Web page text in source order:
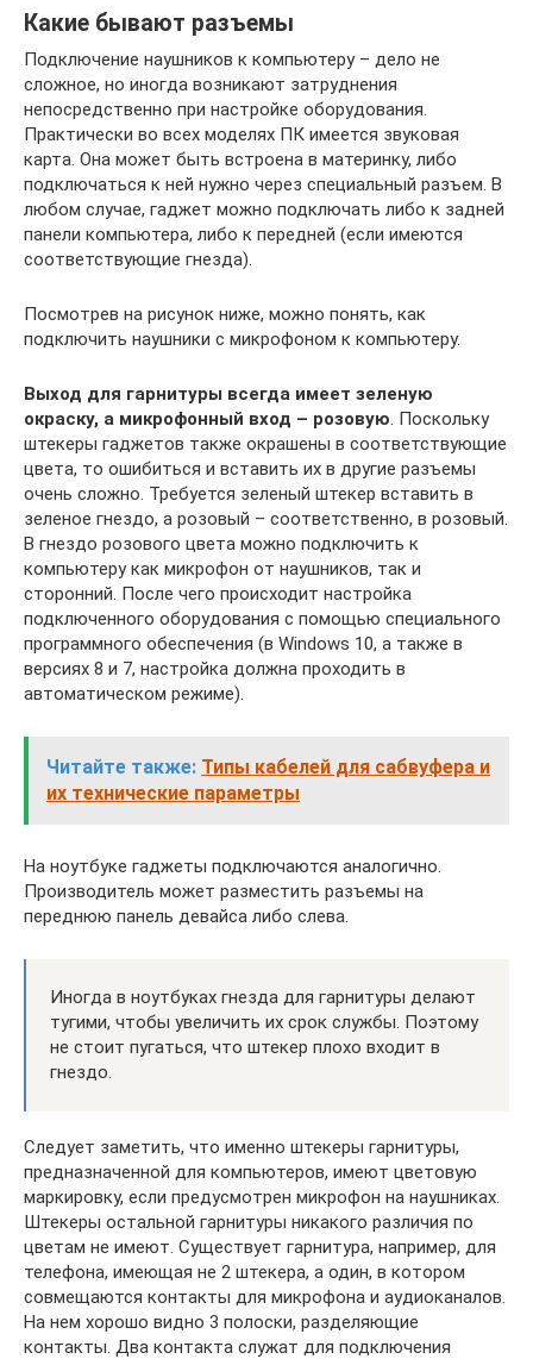
Какие бывают разъемы
Подключение наушников к компьютеру – дело не
сложное, но иногда возникают затруднения
непосредственно при настройке оборудования.
Практически во всех моделях ПК имеется звуковая
карта. Она может быть встроена в материнку, либо
подключаться к ней нужно через специальный разъем. В
любом случае, гаджет можно подключать либо к задней
панели компьютера, либо к передней (если имеются
соответствующие гнезда).
Посмотрев на рисунок ниже, можно понять, как
подключить наушники с микрофоном к компьютеру.
Выход для гарнитуры всегда имеет зеленую
окраску, а микрофонный вход – розовую. Поскольку
штекеры гаджетов также окрашены в соответствующие
цвета, то ошибиться и вставить их в другие разъемы
очень сложно. Требуется зеленый штекер вставить в
зеленое гнездо, а розовый – соответственно, в розовый.
В гнездо розового цвета можно подключить к
компьютеру как микрофон от наушников, так и
сторонний. После чего происходит настройка
подключенного оборудования с помощью специального
программного обеспечения (в Windows 10, а также в
версиях 8 и 7, настройка должна проходить в
автоматическом режиме).
Читайте также: Типы кабелей для сабвуфера и
их технические параметры
На ноутбуке гаджеты подключаются аналогично.
Производитель может разместить разъемы на
переднюю панель девайса либо слева.
Иногда в ноутбуках гнезда для гарнитуры делают
тугими, чтобы увеличить их срок службы. Поэтому
не стоит пугаться, что штекер плохо входит в
гнездо.
Следует заметить, что именно штекеры гарнитуры,
предназначенной для компьютеров, имеют цветовую
маркировку, если предусмотрен микрофон на наушниках.
Штекеры остальной гарнитуры никакого различия по
цветам не имеют. Существует гарнитура, например, для
телефона, имеющая не 2 штекера, а один, в котором
совмещаются контакты для микрофона и аудиоканалов.
На нем хорошо видно 3 полоски, разделяющие
контакты. Два контакта служат для подключения